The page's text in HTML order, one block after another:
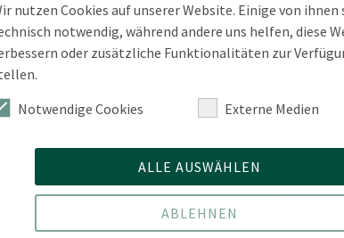
nutzen Cookies auf unserer Website. Einige von ihnen
notwendig, während andere uns helfen, diese
oder zusätzliche Funktionalitäten zur
Notwendige Cookies
Externe Medien
ALLE AUSWÄHLEN
ABLEHNEN